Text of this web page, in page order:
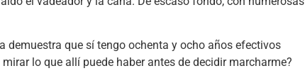
demuestra que sí tengo ochenta y ocho años efectivos
lo que allí puede haber antes de decidir marcharme?